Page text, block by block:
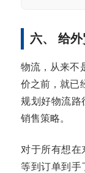
六、 给
物流，从来不
价之前，就已
规划好物流路
销售策略。
对于所有想在
等到订单到手